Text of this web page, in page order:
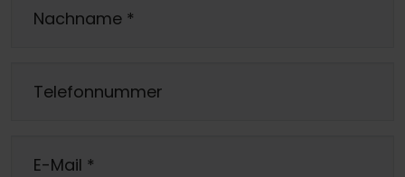
Nachname *
Telefonnummer
E-Mail *